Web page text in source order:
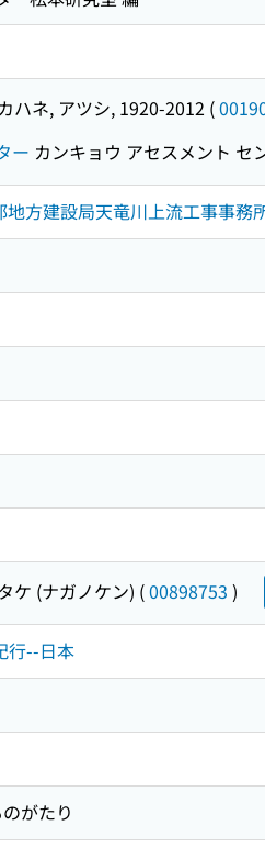
ハネ, アツシ, 1920-2012 (
ー カンキョウ アセスメント セ
方建設局天竜川上流工事事務
ケ (ナガノケン) (00898753 )
行--日本
がたり